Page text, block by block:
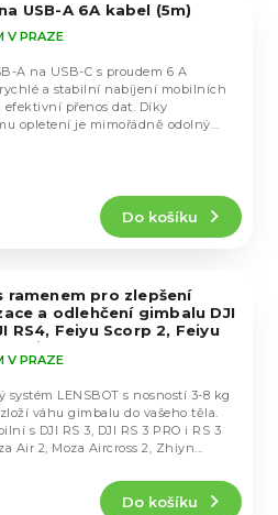
USB-A 6A kabel (5m)
V PRAZE
Do košíku
A na USB-C s proudem 6 A
a stabilní nabíjení mobilních
efektivní přenos dat. Díky
opletení je mimořádně odolný
a...
ramenem pro zlepšení
a odlehčení gimbalu DJI
RS4, Feiyu Scorp 2, Feiyu
Zhiyun Crane 4 apod.
V PRAZE
Do košíku
systém LENSBOT s nosností 3-8 kg
váhu gimbalu do vašeho těla.
s DJI RS 3, DJI RS 3 PRO i RS 3
Air 2, Moza Aircross 2, Zhiyn...